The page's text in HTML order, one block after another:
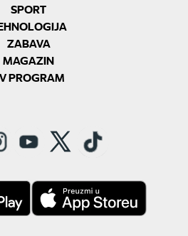
SPORT
ZABAVA
MAGAZIN
PROGRAM